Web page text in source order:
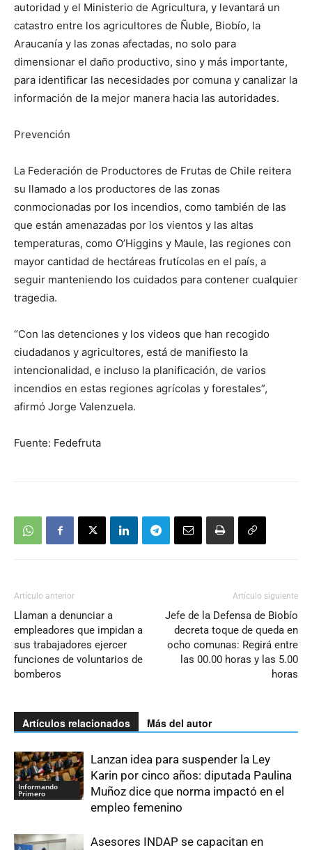
autoridad y el Ministerio de Agricultura, y levantará un
catastro entre los agricultores de Ñuble, Biobío, la
Araucanía y las zonas afectadas, no solo para
dimensionar el daño productivo, sino y más importante,
para identificar las necesidades por comuna y canalizar la
información de la mejor manera hacia las autoridades.
Prevención
La Federación de Productores de Frutas de Chile reitera
su llamado a los productores de las zonas
conmocionadas por los incendios, como también de las
que están amenazadas por los vientos y las altas
temperaturas, como O’Higgins y Maule, las regiones con
mayor cantidad de hectáreas frutícolas en el país, a
seguir manteniendo los cuidados para contener cualquier
tragedia.
“Con las detenciones y los videos que han recogido
ciudadanos y agricultores, está de manifiesto la
intencionalidad, e incluso la planificación, de varios
incendios en estas regiones agrícolas y forestales”,
afirmó Jorge Valenzuela.
Fuente: Fedefruta
Artículo anterior
Llaman a denunciar a
empleadores que impidan a
sus trabajadores ejercer
funciones de voluntarios de
bomberos
Artículo siguiente
Jefe de la Defensa de Biobío
decreta toque de queda en
ocho comunas: Regirá entre
las 00.00 horas y las 5.00
horas
Artículos relacionados Más del autor
Informando
Primero
Lanzan idea para suspender la Ley
Karin por cinco años: diputada Paulina
Muñoz dice que norma impactó en el
empleo femenino
Asesores INDAP se capacitan en